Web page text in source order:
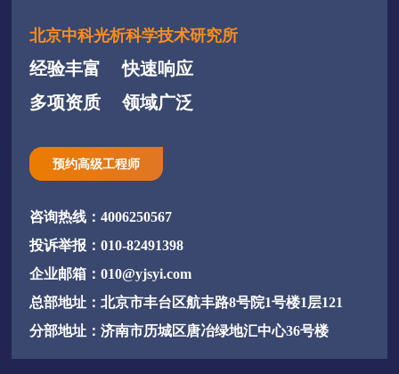
北京中科光析科学技术研究所
经验丰富
快速响应
多项资质
领域广泛
预约高级工程师
咨询热线：4006250567
投诉举报：010-82491398
企业邮箱：010@yjsyi.com
总部地址：北京市丰台区航丰路8号院1号楼1层121
分部地址：济南市历城区唐冶绿地汇中心36号楼